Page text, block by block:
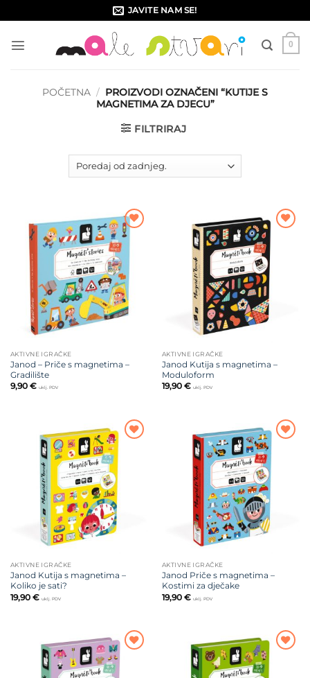
to
content
JAVITE NAM SE!
0
POČETNA / PROIZVODI OZNAČENI “KUTIJE S
MAGNETIMA ZA DJECU”
FILTRIRAJ
Dodajte
na listu
želja
AKTIVNE IGRAČKE
Janod – Priče s magnetima –
Gradilište
9,90 € uklj. PDV
Dodajte
na listu
AKTIVNE IGRAČKE
Janod Kutija s magnetima –
Moduloform
19,90 € uklj. PDV
Dodajte
na listu
AKTIVNE IGRAČKE
Janod Kutija s magnetima –
Koliko je sati?
19,90 € uklj. PDV
Dodajte
na listu
AKTIVNE IGRAČKE
Janod Priče s magnetima –
Kostimi za dječake
19,90 € uklj. PDV
Dodajte
na listu
Dodajte